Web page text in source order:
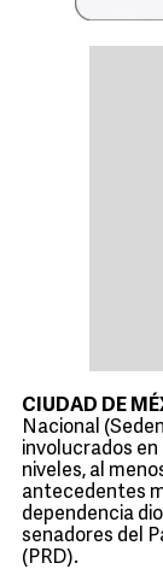
CIUDAD DE
Nacional
involucrados
niveles, al
antecedentes
dependencia
senadores del
(PRD).